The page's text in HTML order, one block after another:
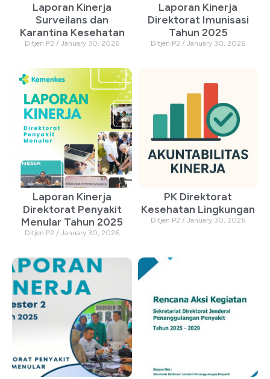
Laporan Kinerja
Surveilans dan
Karantina Kesehatan
Ditjen P2 January 30, 2026
Laporan Kinerja
Direktorat Imunisasi
Tahun 2025
Ditjen P2 January 30, 2026
Laporan Kinerja
Direktorat Penyakit
Menular Tahun 2025
Ditjen P2 January 30, 2026
PK Direktorat
Kesehatan Lingkungan
Ditjen P2 January 30, 2026